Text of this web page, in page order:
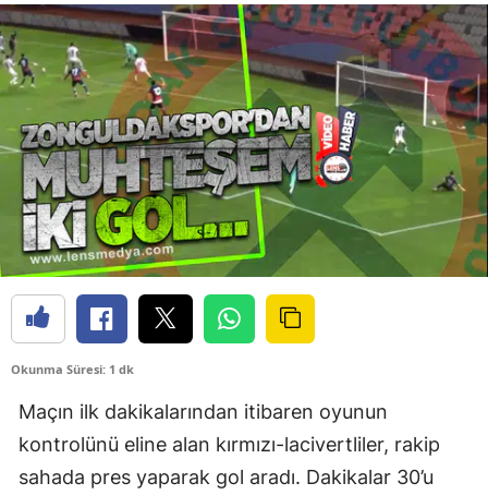
Okunma Süresi: 1 dk
Maçın ilk dakikalarından itibaren oyunun
kontrolünü eline alan kırmızı-lacivertliler, rakip
sahada pres yaparak gol aradı. Dakikalar 30’u